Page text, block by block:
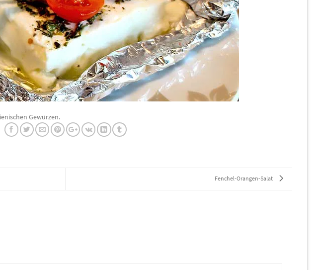
Gewürzen.
Fenchel-Orangen-Salat